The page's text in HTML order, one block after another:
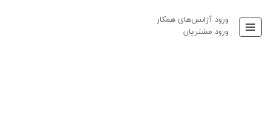
ورود آژانس‌های همکار
ورود مشتریان